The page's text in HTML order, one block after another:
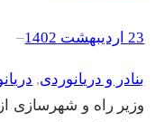
23 اردیبهشت 1402 –
بنادر و دریانوردی,
وزیر راه و شهرسازی